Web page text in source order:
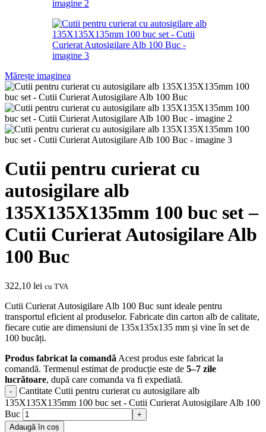
Mărește imaginea
Cutii pentru curierat cu
autosigilare alb
135X135X135mm 100 buc set –
Cutii Curierat Autosigilare Alb
100 Buc
322,10 lei cu TVA
Cutii Curierat Autosigilare Alb 100 Buc sunt ideale pentru
transportul eficient al produselor. Fabricate din carton alb de calitate,
fiecare cutie are dimensiuni de 135x135x135 mm și vine în set de
100 bucăți.
Produs fabricat la comandă Acest produs este fabricat la
comandă. Termenul estimat de producție este de 5–7 zile
lucrătoare, după care comanda va fi expediată.
Cantitate Cutii pentru curierat cu autosigilare alb
135X135X135mm 100 buc set - Cutii Curierat Autosigilare Alb 100
Buc
Adaugă în coș